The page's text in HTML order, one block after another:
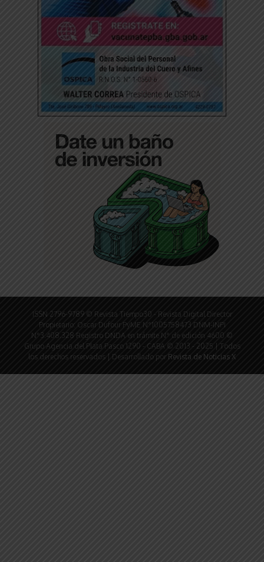
ISSN 2796-9789 © Revista Tiempo30 - Revista Digital Director
Propietario: Oscar Dufour PyME N°1005758473 DNM-INPI
N°3.408.328 Registro DNDA en trámite N° de edición 4600 ©
Grupo Agencia del Plata Pasco 1290 - CABA © 2013 - 2025 | Todos
los derechos reservados | Desarrollado por Revista de Noticias X